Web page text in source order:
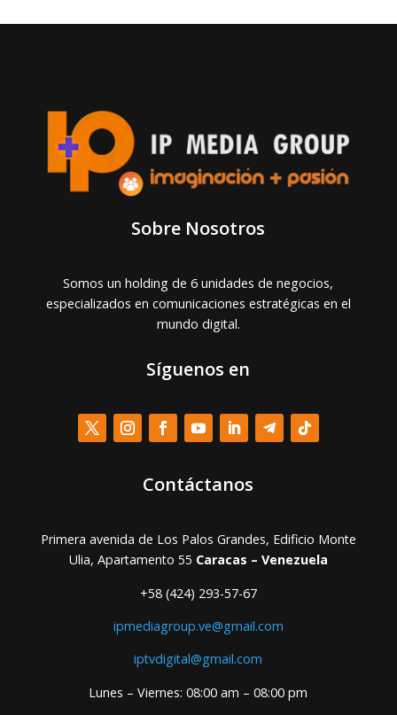
Sobre Nosotros
Somos un holding de 6 unidades de negocios,
especializados en comunicaciones estratégicas en el
mundo digital.
Síguenos en
Contáctanos
Primera avenida de Los Palos Grandes, Edificio Monte
Ulia, Apartamento 55 Caracas – Venezuela
+58 (424) 293-57-67
ipmediagroup.ve@gmail.com
iptvdigital@gmail.com
Lunes – Viernes: 08:00 am – 08:00 pm